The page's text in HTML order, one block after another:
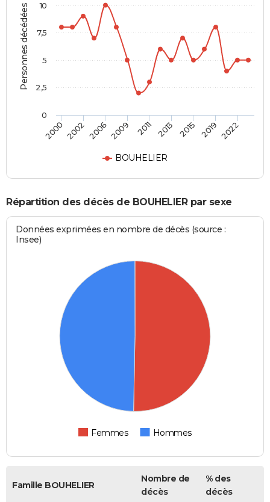
Personnes décédées
BOUHELIER
2000 2002 20062009 2011 2013 2015 2019 2022
0
2,5
5
7,5
10
Répartition des décès de BOUHELIER par sexe
Données exprimées en nombre de décès (source :
Insee)
Femmes Hommes
Famille BOUHELIER
Nombre de
décès
% des
décès